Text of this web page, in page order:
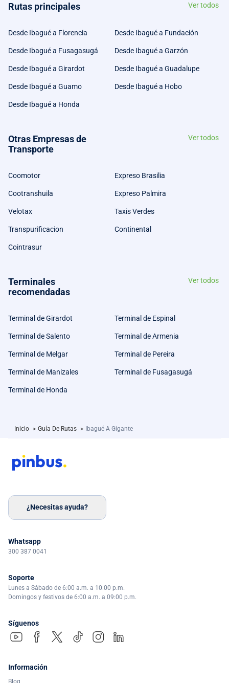
Rutas principales Ver todos
Desde Ibagué a Florencia Desde Ibagué a Fundación
Desde Ibagué a Fusagasugá Desde Ibagué a Garzón
Desde Ibagué a Girardot Desde Ibagué a Guadalupe
Desde Ibagué a Guamo Desde Ibagué a Hobo
Desde Ibagué a Honda
Otras Empresas de
Transporte
Ver todos
Coomotor Expreso Brasilia
Cootranshuila Expreso Palmira
Velotax Taxis Verdes
Transpurificacion Continental
Cointrasur
Terminales
recomendadas
Ver todos
Terminal de Girardot Terminal de Espinal
Terminal de Salento Terminal de Armenia
Terminal de Melgar Terminal de Pereira
Terminal de Manizales Terminal de Fusagasugá
Terminal de Honda
Inicio > Guía De Rutas > Ibagué A Gigante
¿Necesitas ayuda?
Whatsapp
300 387 0041
Soporte
Lunes a Sábado de 6:00 a.m. a 10:00 p.m.
Domingos y festivos de 6:00 a.m. a 09:00 p.m.
Síguenos
Información
Blog